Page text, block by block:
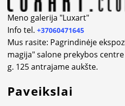
Meno galerija "Luxart"
Info tel. +37060471645
Mus rasite: Pagrindinėje
magija" salone prekybos
g. 125 antrajame aukšte.
Paveikslai